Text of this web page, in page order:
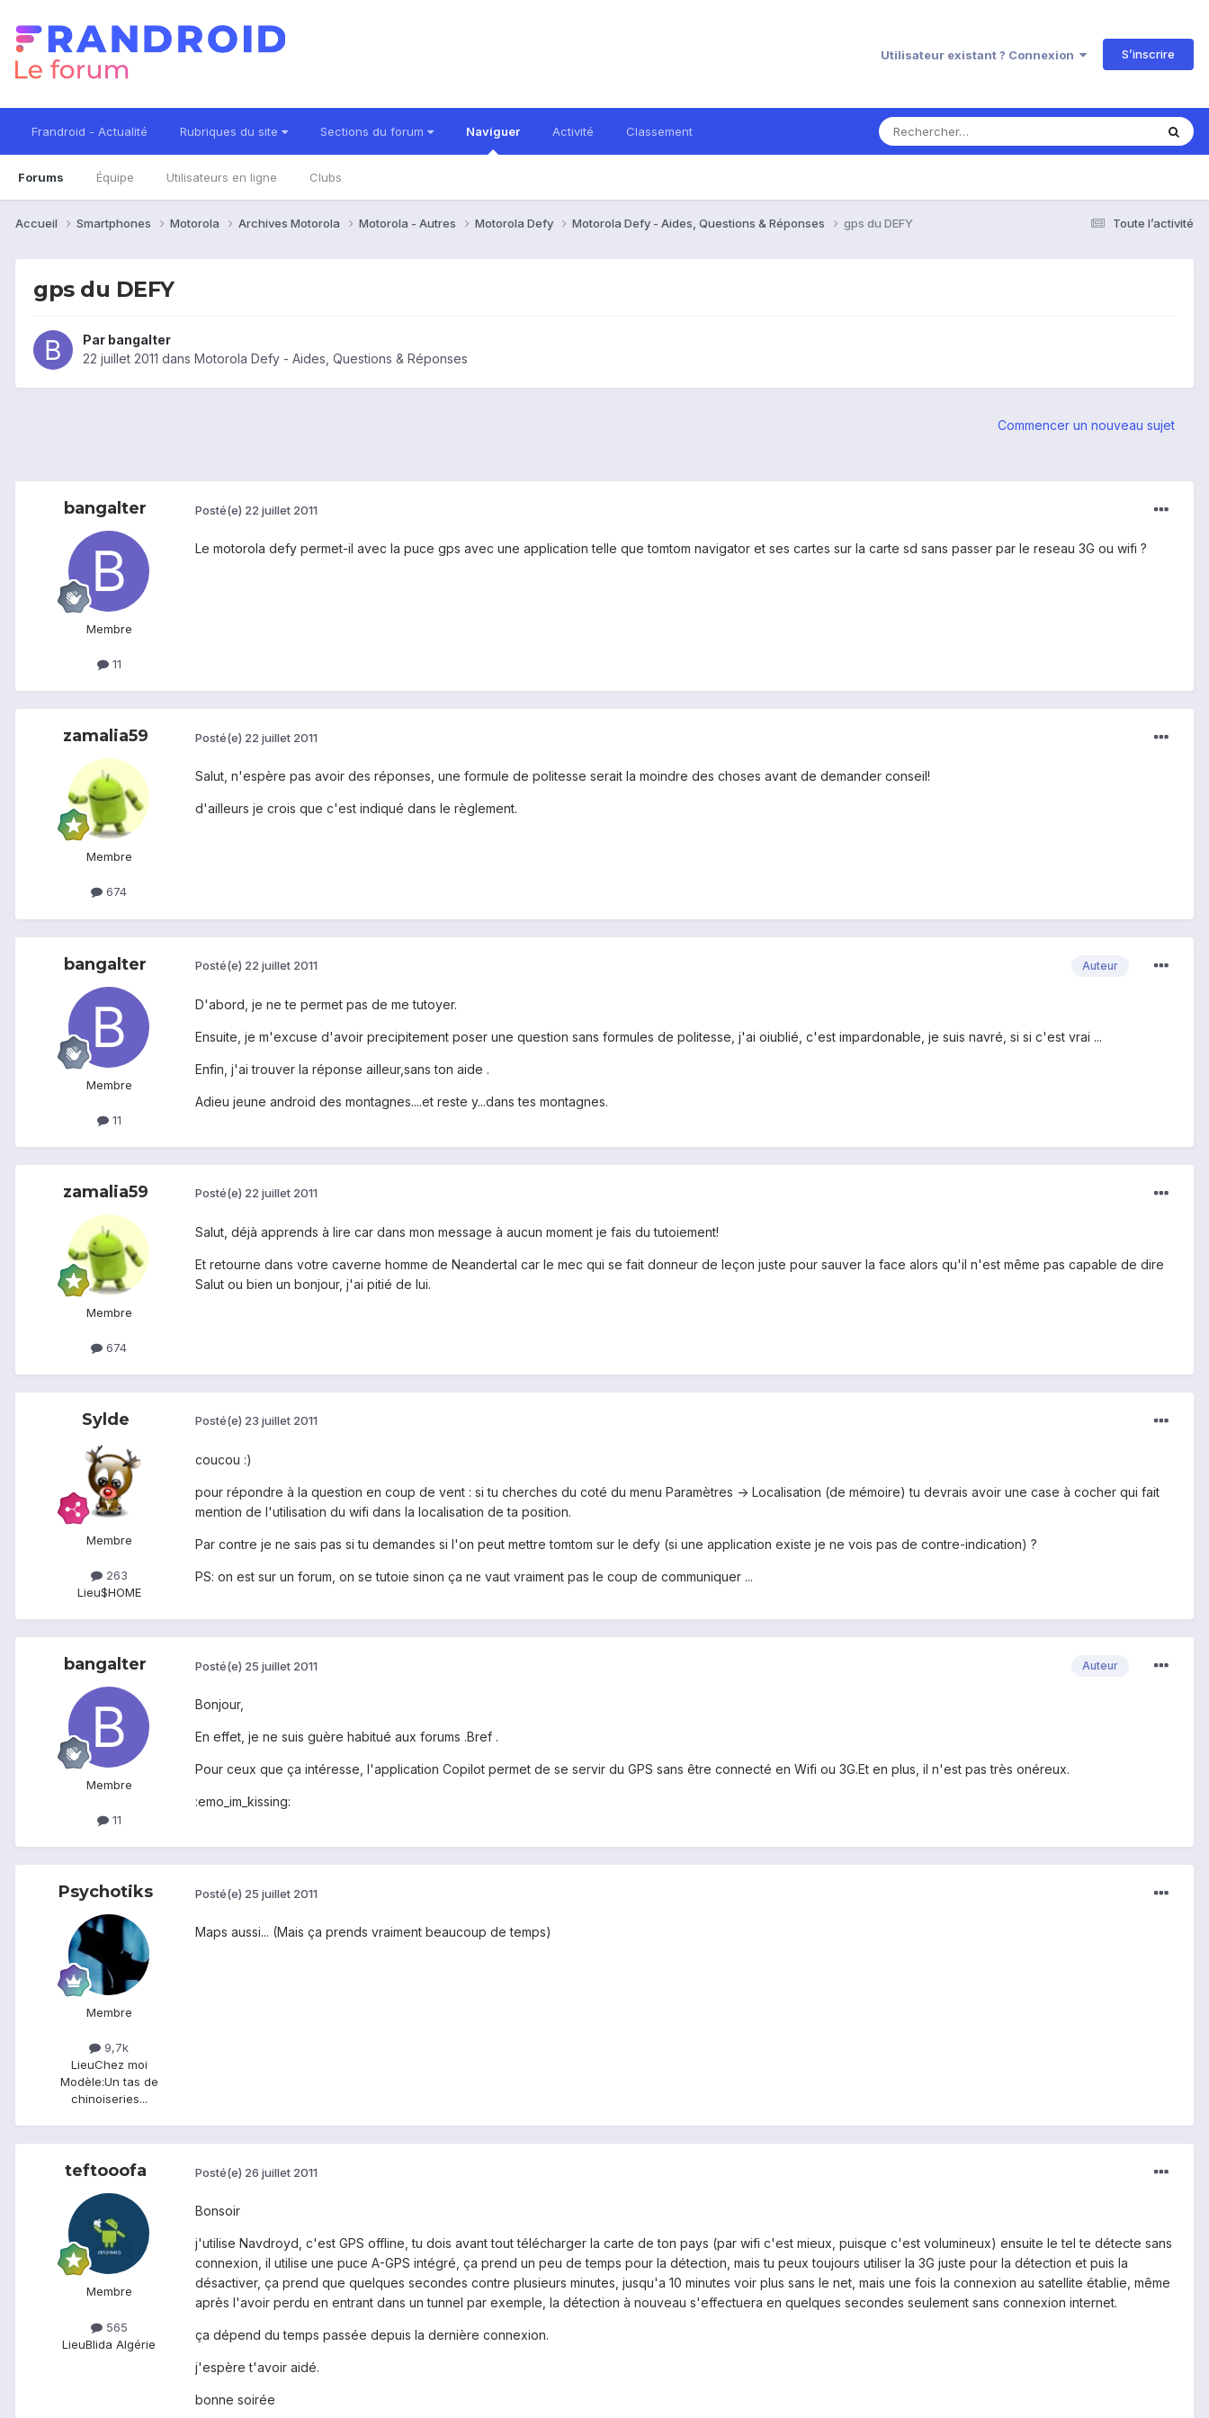
Utilisateur existant ? Connexion S’inscrire
Frandroid - Actualité Rubriques du site Sections du forum Naviguer
Forums Équipe Utilisateurs en ligne Clubs
Activité Classement
Toute l’activité
Accueil Smartphones Motorola Archives Motorola Motorola - Autres Motorola Defy Motorola Defy - Aides, Questions & Réponses gps du DEFY
gps du DEFY
Par bangalter
22 juillet 2011 dans Motorola Defy - Aides, Questions & Réponses
Commencer un nouveau sujet
bangalter
Membre
11
Posté(e) 22 juillet 2011
Le motorola defy permet-il avec la puce gps avec une application telle que tomtom navigator et ses cartes sur la carte sd sans passer par le reseau 3G ou wifi ?
zamalia59
Membre
674
Posté(e) 22 juillet 2011
Salut, n'espère pas avoir des réponses, une formule de politesse serait la moindre des choses avant de demander conseil!
d'ailleurs je crois que c'est indiqué dans le règlement.
bangalter
Membre
11
Auteur
Posté(e) 22 juillet 2011
D'abord, je ne te permet pas de me tutoyer.
Ensuite, je m'excuse d'avoir precipitement poser une question sans formules de politesse, j'ai oiublié, c'est impardonable, je suis navré, si si c'est vrai ...
Enfin, j'ai trouver la réponse ailleur,sans ton aide .
Adieu jeune android des montagnes....et reste y...dans tes montagnes.
zamalia59
Membre
674
Posté(e) 22 juillet 2011
Salut, déjà apprends à lire car dans mon message à aucun moment je fais du tutoiement!
Et retourne dans votre caverne homme de Neandertal car le mec qui se fait donneur de leçon juste pour sauver la face alors qu'il n'est même pas capable de dire
Salut ou bien un bonjour, j'ai pitié de lui.
Sylde
Membre
263
Lieu$HOME
Posté(e) 23 juillet 2011
coucou :)
pour répondre à la question en coup de vent : si tu cherches du coté du menu Paramètres -> Localisation (de mémoire) tu devrais avoir une case à cocher qui fait
mention de l'utilisation du wifi dans la localisation de ta position.
Par contre je ne sais pas si tu demandes si l'on peut mettre tomtom sur le defy (si une application existe je ne vois pas de contre-indication) ?
PS: on est sur un forum, on se tutoie sinon ça ne vaut vraiment pas le coup de communiquer ...
bangalter
Membre
11
Auteur
Posté(e) 25 juillet 2011
Bonjour,
En effet, je ne suis guère habitué aux forums .Bref .
Pour ceux que ça intéresse, l'application Copilot permet de se servir du GPS sans être connecté en Wifi ou 3G.Et en plus, il n'est pas très onéreux.
:emo_im_kissing:
Psychotiks
Membre
9,7k
LieuChez moi
Modèle:Un tas de
chinoiseries...
Posté(e) 25 juillet 2011
Maps aussi... (Mais ça prends vraiment beaucoup de temps)
teftooofa
Membre
565
LieuBlida Algérie
Posté(e) 26 juillet 2011
Bonsoir
j'utilise Navdroyd, c'est GPS offline, tu dois avant tout télécharger la carte de ton pays (par wifi c'est mieux, puisque c'est volumineux) ensuite le tel te détecte sans
connexion, il utilise une puce A-GPS intégré, ça prend un peu de temps pour la détection, mais tu peux toujours utiliser la 3G juste pour la détection et puis la
désactiver, ça prend que quelques secondes contre plusieurs minutes, jusqu'a 10 minutes voir plus sans le net, mais une fois la connexion au satellite établie, même
après l'avoir perdu en entrant dans un tunnel par exemple, la détection à nouveau s'effectuera en quelques secondes seulement sans connexion internet.
ça dépend du temps passée depuis la dernière connexion.
j'espère t'avoir aidé.
bonne soirée